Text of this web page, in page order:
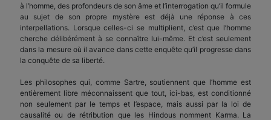
à l’homme, des profondeurs de son âme et l’interrogation qu’il formule
au sujet de son propre mystère est déjà une réponse à ces
interpellations. Lorsque celles-ci se multiplient, c’est que l’homme
cherche délibérément à se connaître lui-même. Et c’est seulement
dans la mesure où il avance dans cette enquête qu’il progresse dans
la conquête de sa liberté.
Les philosophes qui, comme Sartre, soutiennent que l’homme est
entièrement libre méconnaissent que tout, ici-bas, est conditionné
non seulement par le temps et l’espace, mais aussi par la loi de
causalité ou de rétribution que les Hindous nomment Karma. La